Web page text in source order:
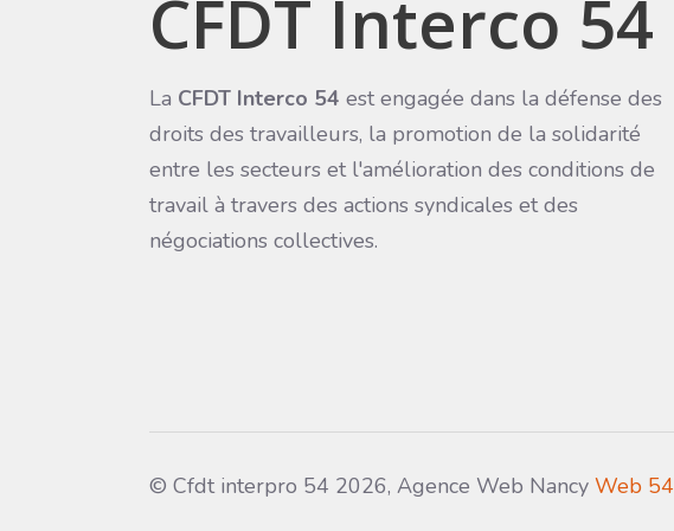
CFDT Interco 54
La CFDT Interco 54 est engagée dans la défense des
droits des travailleurs, la promotion de la solidarité
entre les secteurs et l'amélioration des conditions de
travail à travers des actions syndicales et des
négociations collectives.
© Cfdt interpro 54 2026, Agence Web Nancy Web 54